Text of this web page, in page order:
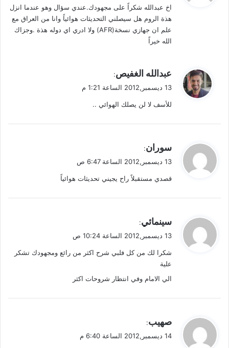
ل
اخ عبدالله شكراً على مجهودك.عندي سؤال وهو عندما انزل
هذة الروم هل سيصلني التحديثات هوائياً وانا من العراق مع
علم ان جهازي نسخة(AFR) ولا ادري اي دوله هذة .وجزاك
الله خيراً
ي
ل
عبدالله الغفيص:
13 ديسمبر,2012 الساعة 1:21 م
للأسف لا لن يصلك الهوائي ..
ي
ل
سوران:
13 ديسمبر,2012 الساعة 6:47 ص
قصدي مستقبلاً راح يجيني تحديثات هوائياً
ي
ل
سينمائي:
13 ديسمبر,2012 الساعة 10:24 ص
شكرا لك من كل فلبي شرح اكثر من رائع ومجهودك تشكر
علية
الي الامام وفي انتظار شروحات اكثر
ي
صهيب:
14 ديسمبر,2012 الساعة 6:40 م